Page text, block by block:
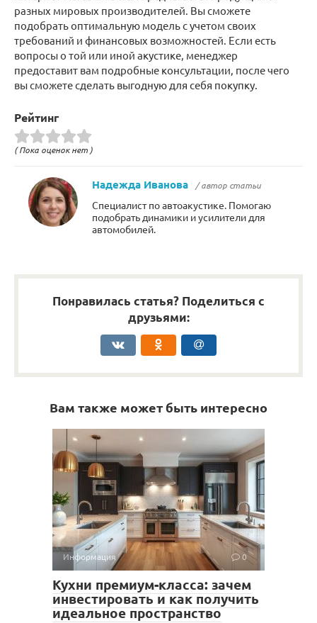
разных мировых производителей. Вы сможете
подобрать оптимальную модель с учетом своих
требований и финансовых возможностей. Если есть
вопросы о той или иной акустике, менеджер
предоставит вам подробные консультации, после чего
вы сможете сделать выгодную для себя покупку.
Рейтинг
( Пока оценок нет )
Надежда Иванова / автор статьи
Специалист по автоакустике. Помогаю
подобрать динамики и усилители для
автомобилей.
Понравилась статья? Поделиться с
друзьями:
Вам также может быть интересно
Информация 0
Кухни премиум-класса: зачем
инвестировать и как получить
идеальное пространство